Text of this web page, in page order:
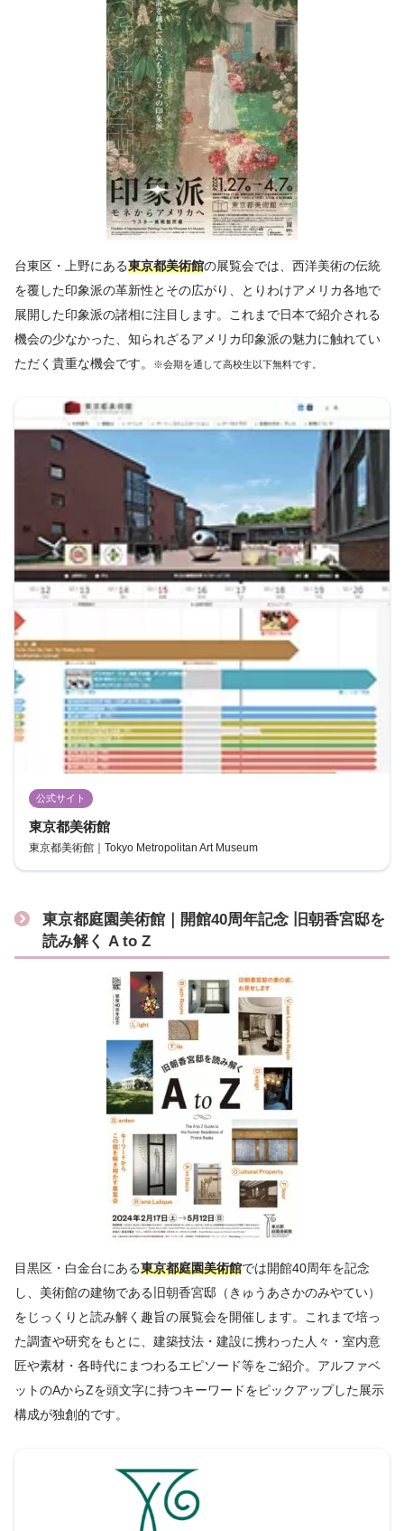
台東区・上野にある東京都美術館の展覧会では、西洋美術の伝統
を覆した印象派の革新性とその広がり、とりわけアメリカ各地で
展開した印象派の諸相に注目します。これまで日本で紹介される
機会の少なかった、知られざるアメリカ印象派の魅力に触れてい
ただく貴重な機会です。
※会期を通して高校生以下無料です。
公式サイト
東京都美術館
東京都美術館｜Tokyo Metropolitan Art Museum
東京都庭園美術館｜開館40周年記念 旧朝香宮邸を
読み解く A to Z
目黒区・白金台にある東京都庭園美術館では開館40周年を記念
し、美術館の建物である旧朝香宮邸（きゅうあさかのみやてい）
をじっくりと読み解く趣旨の展覧会を開催します。これまで培っ
た調査や研究をもとに、建築技法・建設に携わった人々・室内意
匠や素材・各時代にまつわるエピソード等をご紹介。アルファベ
ットのAからZを頭文字に持つキーワードをピックアップした展示
構成が独創的です。